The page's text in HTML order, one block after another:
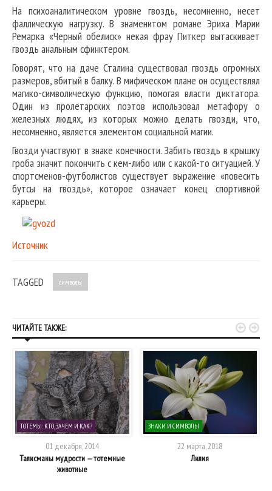
На психоаналитическом уровне гвоздь, несомненно, несет
фаллическую нагрузку. В знаменитом романе Эриха Марии
Ремарка «Черный обелиск» некая фрау Питкер вытаскивает
гвоздь анальным сфинктером.
Говорят, что на даче Сталина существовал гвоздь огромных
размеров, вбитый в балку. В мифическом плане он осуществлял
магико-символическую функцию, помогая власти диктатора.
Один из пролетарских поэтов использовал метафору о
железных людях, из которых можно делать гвозди, что,
несомненно, является элементом социальной магии.
Гвозди участвуют в знаке конечности. Забить гвоздь в крышку
гроба значит покончить с кем-либо или с какой-то ситуацией. У
спортсменов-футболистов существует выражение «повесить
бутсы на гвоздь», которое означает конец спортивной
карьеры.
Источник
TAGGED символы
ЧИТАЙТЕ ТАКЖЕ:
ТОТЕМЫ: КТО, ЗАЧЕМ И КАК?
01 декабря, 2014
Талисманы мудрости — тотемные
животные
ЗНАКИ И СИМВОЛЫ
22 марта, 2018
Лилия
 